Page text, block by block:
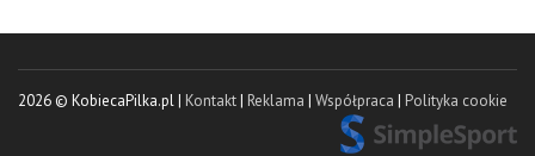
2026 © KobiecaPilka.pl | Kontakt| Reklama | Współpraca | Polityka cookie